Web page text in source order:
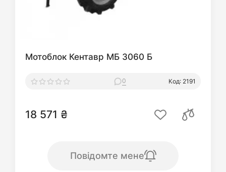
Мотоблок Кентавр МБ 3060 Б
0 Код: 2191
18 571 ₴
Повідомте мене